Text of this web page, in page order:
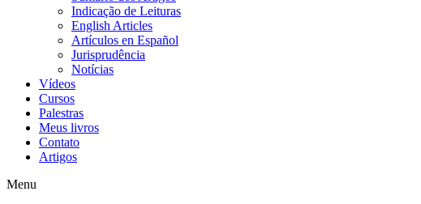
Indicação de Leituras
English Articles
Artículos en Español
Jurisprudência
Notícias
Vídeos
Cursos
Palestras
Meus livros
Contato
Artigos
Menu